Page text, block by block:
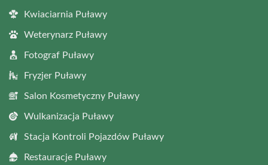
Kwiaciarnia Puławy
Weterynarz Puławy
Fotograf Puławy
Fryzjer Puławy
Salon Kosmetyczny Puławy
Wulkanizacja Puławy
Stacja Kontroli Pojazdów Puławy
Restauracje Puławy